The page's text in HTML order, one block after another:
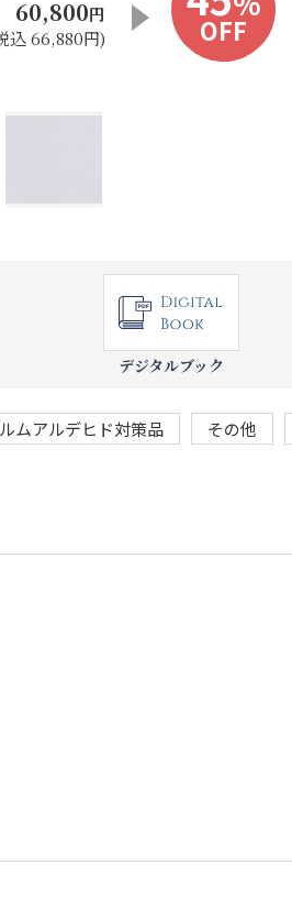
60,800円
込 66,880円)
OFF
デジタルブック
ムアルデヒド対策品 その他